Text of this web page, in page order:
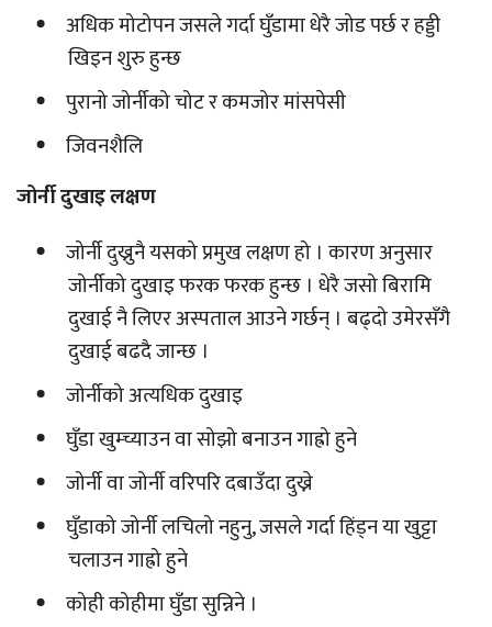
अधिक मोटोपन जसले गर्दा घुँडामा धेरै जोड पर्छ र हड्डी
खिइन शुरु हुन्छ
पुरानो जोर्नीको चोट र कमजोर मांसपेसी
जिवनशैलि
जोर्नी दुखाइ लक्षण
जोर्नी दुख्नुनै यसको प्रमुख लक्षण हो । कारण अनुसार
जोर्नीको दुखाइ फरक फरक हुन्छ । धेरै जसो बिरामि
दुखाई नै लिएर अस्पताल आउने गर्छन् । बढ्दो उमेरसँगै
दुखाई बढदै जान्छ ।
जोर्नीको अत्यधिक दुखाइ
घुँडा खुम्च्याउन वा सोझो बनाउन गाह्रो हुने
जोर्नी वा जोर्नी वरिपरि दबाउँदा दुख्ने
घुँडाको जोर्नी लचिलो नहुनु, जसले गर्दा हिंड्न या खुट्टा
चलाउन गाह्रो हुने
कोही कोहीमा घुँडा सुन्निने ।